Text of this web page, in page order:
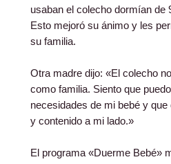
usaban el colecho dormían de
Esto mejoró su ánimo y les
su familia.
Otra madre dijo: «El colecho
como familia. Siento que
necesidades de mi bebé y
y contenido a mi lado.»
El programa «Duerme Bebé»